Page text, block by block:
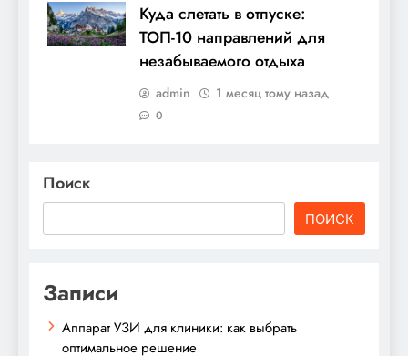
Куда слетать в отпуске:
ТОП-10 направлений для
незабываемого отдыха
admin 1 месяц тому назад
0
Поиск
ПОИСК
Записи
Аппарат УЗИ для клиники: как выбрать
оптимальное решение